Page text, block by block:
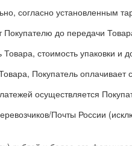
согласно установленным
до передачи
стоимость упаковки и
Покупатель оплачивает
осуществляется
Почты России